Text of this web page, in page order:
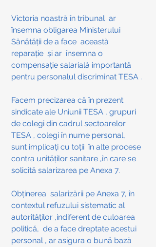
Victoria noastră în tribunal  ar
însemna obligarea Ministerului
Sănătății de a face  această
reparație  și ar  însemna o
compensație salarială importantă
pentru personalul discriminat TESA .
Facem precizarea că în prezent
sindicate ale Uniunii TESA , grupuri
de colegi din cadrul sectoarelor
TESA , colegi în nume personal,
sunt implicați cu toții  în alte procese
contra unităților sanitare ,în care se
solicită salarizarea pe Anexa 7.
Obținerea  salarizării pe Anexa 7, în
contextul refuzului sistematic al
autorităților ,indiferent de culoarea
politică,  de a face dreptate acestui
personal , ar asigura o bună bază